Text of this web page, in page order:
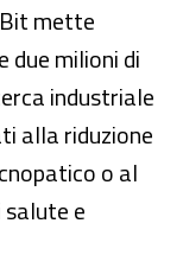
mette
due milioni di
industriale
alla riduzione
o al
e